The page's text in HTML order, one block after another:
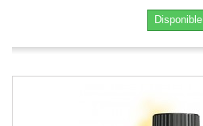
Disponible